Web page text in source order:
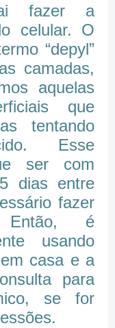
fazer a
celular. O
“depyl”
camadas,
aquelas
que
tentando
Esse
ser com
dias entre
fazer
Então, é
usando
casa e a
para
se for